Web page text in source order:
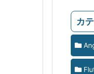
カ